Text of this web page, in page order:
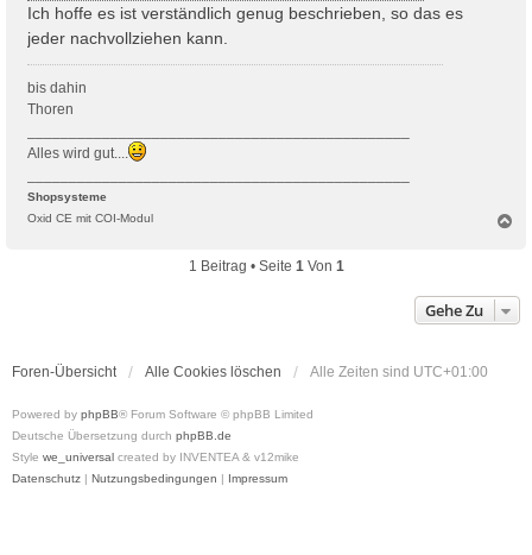
Ich hoffe es ist verständlich genug beschrieben, so das es
jeder nachvollziehen kann.
bis dahin
Thoren
Alles wird gut....
Shopsysteme
Oxid CE mit COI-Modul
o
1 Beitrag • Seite 1Von 1
Gehe Zu
Foren-Übersicht Alle Cookies löschen Alle Zeiten sind UTC+01:00
Powered by phpBB® Forum Software © phpBB Limited
Deutsche Übersetzung durch phpBB.de
Style we_universal created by INVENTEA & v12mike
Datenschutz | Nutzungsbedingungen | Impressum